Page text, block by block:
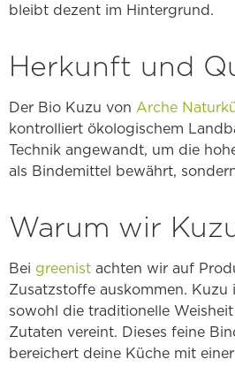
bleibt dezent im Hintergrund.
Herkunft und
Der Bio Kuzu von Arche
kontrolliert ökologischem
Technik angewandt, um die
als Bindemittel bewährt,
Warum wir
Bei greenist achten wir auf
Zusatzstoffe auskommen.
sowohl die traditionelle
Zutaten vereint. Dieses feine
bereichert deine Küche mit